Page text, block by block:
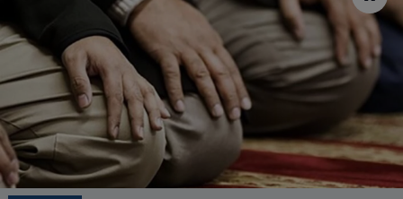
VIDEO GALERİ
ALGEMENE VOORWAARDEN
CONTACT
Çerez Politikası